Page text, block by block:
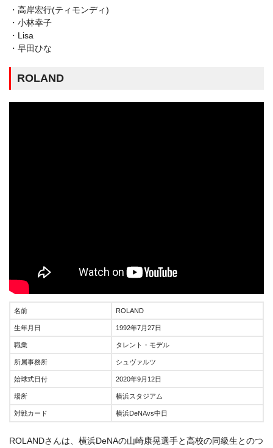
・高岸宏行(ティモンディ)
・小林幸子
・Lisa
・早田ひな
ROLAND
名前 ROLAND
生年月日 1992年7月27日
職業 タレント・モデル
所属事務所 シュヴァルツ
始球式日付 2020年9月12日
場所 横浜スタジアム
対戦カード 横浜DeNAvs中日
ROLANDさんは、横浜DeNAの山崎康晃選手と高校の同級生とのつ